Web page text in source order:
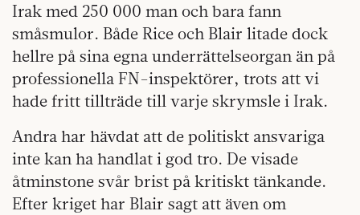
Irak med 250 000 man och bara fann
småsmulor. Både Rice och Blair litade dock
hellre på sina egna underrättelseorgan än på
professionella FN-inspektörer, trots att vi
hade fritt tillträde till varje skrymsle i Irak.
Andra har hävdat att de politiskt ansvariga
inte kan ha handlat i god tro. De visade
åtminstone svår brist på kritiskt tänkande.
Efter kriget har Blair sagt att även om